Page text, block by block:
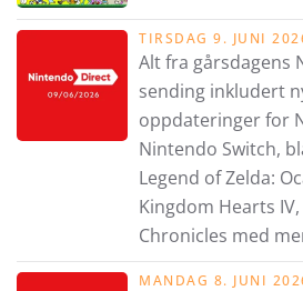
TIRSDAG 9. JUNI
Alt fra gårsdagens
sending inkludert
oppdateringer for
Nintendo Switch,
Legend of Zelda:
Kingdom Hearts
Chronicles med
MANDAG 8. JUNI